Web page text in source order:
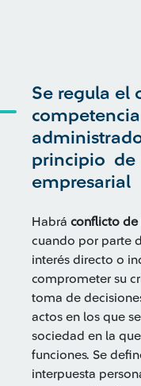
Se regula el
principio de
empresarial
Habrá conflicto de
cuando por parte
interés directo o
comprometer su
toma de
actos en los que
sociedad en la
funciones. Se
interpuesta